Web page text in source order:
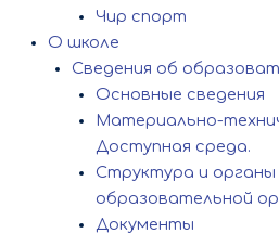
Чир спорт
О школе
Сведения об
Основные сведения
Материально-
Доступная среда.
Структура и органы
образовательной
Документы